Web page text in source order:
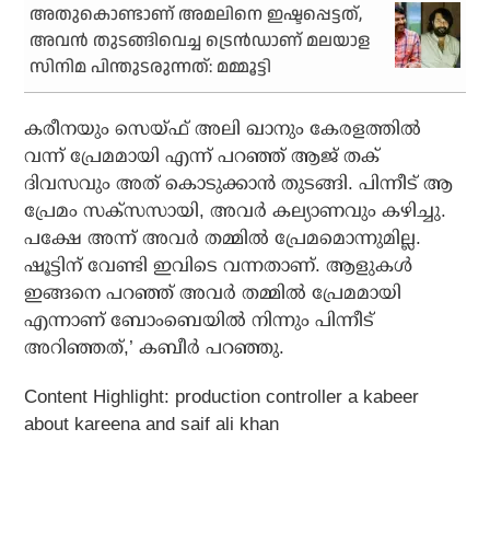
അതുകൊണ്ടാണ് അമലിനെ ഇഷ്ടപ്പെട്ടത്,
അവന്‍ തുടങ്ങിവെച്ച ട്രെന്‍ഡാണ് മലയാള
സിനിമ പിന്തുടരുന്നത്: മമ്മൂട്ടി
കരീനയും സെയ്ഫ് അലി ഖാനും കേരളത്തില്‍
വന്ന് പ്രേമമായി എന്ന് പറഞ്ഞ് ആജ് തക്
ദിവസവും അത് കൊടുക്കാന്‍ തുടങ്ങി. പിന്നീട് ആ
പ്രേമം സക്‌സസായി, അവര്‍ കല്യാണവും കഴിച്ചു.
പക്ഷേ അന്ന് അവര്‍ തമ്മില്‍ പ്രേമമൊന്നുമില്ല.
ഷൂട്ടിന് വേണ്ടി ഇവിടെ വന്നതാണ്. ആളുകള്‍
ഇങ്ങനെ പറഞ്ഞ് അവര്‍ തമ്മില്‍ പ്രേമമായി
എന്നാണ് ബോംബെയില്‍ നിന്നും പിന്നീട്
അറിഞ്ഞത്,’ കബീര്‍ പറഞ്ഞു.
Content Highlight: production controller a kabeer
about kareena and saif ali khan